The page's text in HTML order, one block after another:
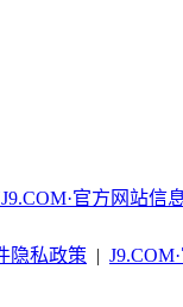
官方网站信
隐私政策